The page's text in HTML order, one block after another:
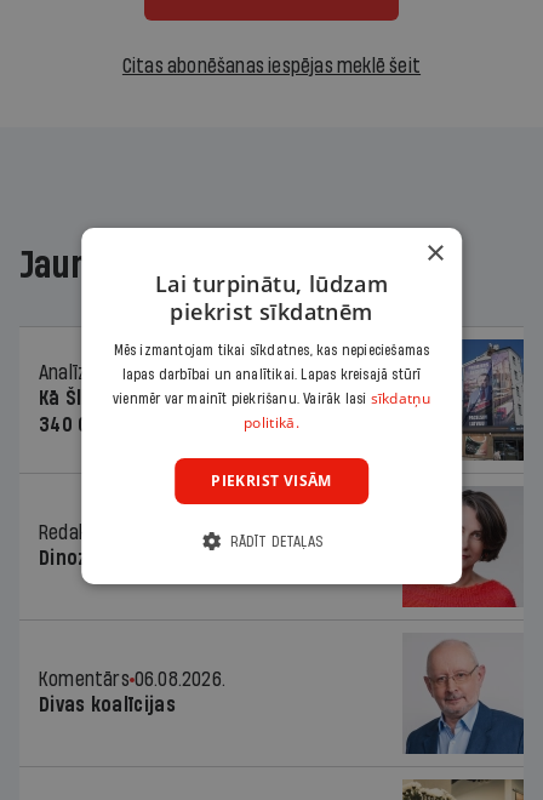
Citas abonēšanas iespējas meklē šeit
Jaunākajā žurnālā
Analīze
06.08.2026.
Kā Šlesera partija palika nesodīta par
340 000 vērtu reklāmas kampaņu
Redaktores sleja
06.08.2026.
Dinozaura triks
Komentārs 06.08.2026.
Divas koalīcijas
×
Lai turpinātu, lūdzam
piekrist sīkdatnēm
Mēs izmantojam tikai sīkdatnes, kas nepieciešamas
lapas darbībai un analītikai. Lapas kreisajā stūrī
vienmēr var mainīt piekrišanu. Vairāk lasi sīkdatņu
politikā.
PIEKRIST VISĀM
RĀDĪT DETAĻAS